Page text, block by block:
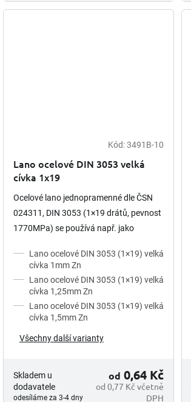
Kód:3491B-10
Lano ocelové DIN 3053 velká
cívka 1x19
Ocelové lano jednopramenné dle ČSN
024311, DIN 3053 (1×19 drátů, pevnost
1770MPa) se používá např. jako
břemena v provozech,...
Lano ocelové DIN 3053 (1×19) velká
cívka 1mm Zn
Lano ocelové DIN 3053 (1×19) velká
cívka 1,25mm Zn
Lano ocelové DIN 3053 (1×19) velká
cívka 1,5mm Zn
Všechny další varianty
Skladem u
dodavatele
odesíláme za 3-4 dny
od 0,77 Kč včetně
DPH
od 0,64 Kč